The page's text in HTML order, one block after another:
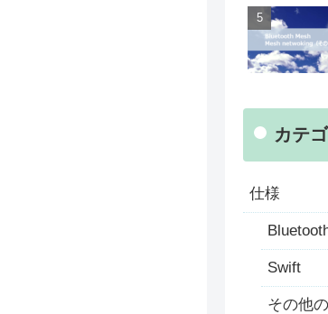
カテ
仕様
Swift
その他